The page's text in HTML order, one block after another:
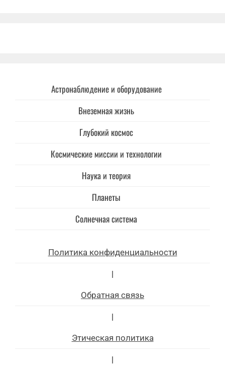
Астронаблюдение и оборудование
Внеземная жизнь
Глубокий космос
Космические миссии и технологии
Наука и теория
Планеты
Солнечная система
Политика конфиденциальности
|
Обратная связь
|
Этическая политика
|